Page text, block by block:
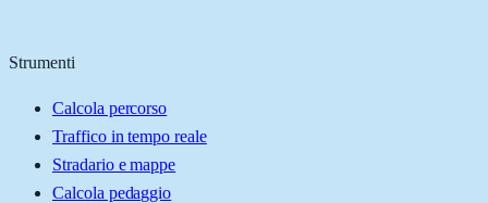
Strumenti
Calcola percorso
Traffico in tempo reale
Stradario e mappe
Calcola pedaggio